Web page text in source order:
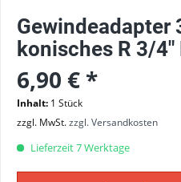
Gewindeadapter
konisches R 3/
6,90 € *
Inhalt: 1 Stück
zzgl. MwSt.zzgl. Versandkosten
Lieferzeit 7 Werktage